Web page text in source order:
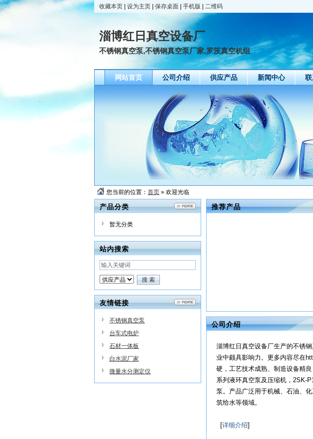
收藏本页 设为主页 保存桌面 手机版 二维码
淄博红日真空设备厂
不锈钢真空泵,不锈钢真空泵厂家,罗茨真空机组
网站首页 公司介绍 供应产品 新闻中心
您当前的位置： 首页 » 欢迎光临
产品分类
暂无分类
站内搜索
友情链接
不锈钢真空泵
台车式电炉
石材一体板
白水泥厂家
微量水分测定仪
推荐产品
公司介绍
淄博红日真空设备厂生产的不锈
业中颇具影响力。更多内容尽在
硬，工艺技术成熟、制造设备精
系列液环真空泵及压缩机，2SK-
泵。产品广泛用于机械、石油、
筑给水等领域。
[详细介绍]